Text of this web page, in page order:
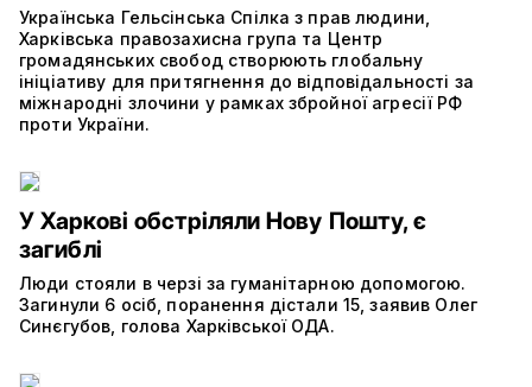
Українська Гельсінська Спілка з прав людини,
Харківська правозахисна група та Центр
громадянських свобод створюють глобальну
ініціативу для притягнення до відповідальності за
міжнародні злочини у рамках збройної агресії РФ
проти України.
У Харкові обстріляли Нову Пошту, є
загиблі
Люди стояли в черзі за гуманітарною допомогою.
Загинули 6 осіб, поранення дістали 15, заявив Олег
Синєгубов, голова Харківської ОДА.